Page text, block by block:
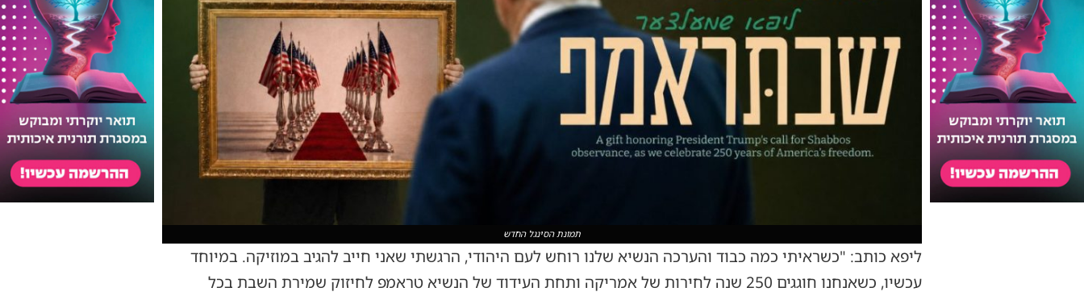
תמונת הסינגל החדש
ליפא כותב: "כשראיתי כמה כבוד והערכה הנשיא שלנו רוחש לעם היהודי, הרגשתי שאני חייב להגיב במוזיקה. במיוחד
עכשיו, כשאנחנו חוגגים 250 שנה לחירות של אמריקה ותחת העידוד של הנשיא טראמפ לחיזוק שמירת השבת בכל